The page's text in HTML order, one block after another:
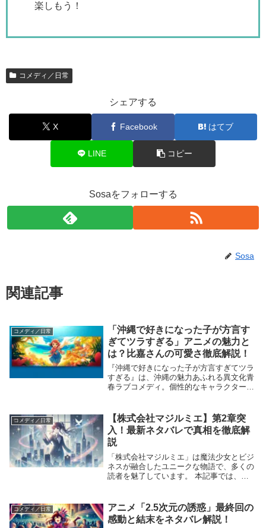
楽しもう！
コメディ／日常
シェアする
X Facebook はてブ
LINE コピー
Sosaをフォローする
Sosa
関連記事
コメディ／日常
「沖縄で好きになった子が方言す
ぎてツラすぎる」アニメの魅力と
は？比嘉さんの可愛さ徹底解説！
『沖縄で好きになった子が方言すぎてツラ
すぎる』は、沖縄の魅力あふれる異文化青
春ラブコメディ。個性的なキャラクターた
演じる「比嘉夏菜（かーなー）」は、明る
く元気で周囲...
コメディ／日常
【株式会社マジルミエ】第2章突
入！最新ネタバレで真相を徹底解
説
「株式会社マジルミエ」は魔法少女とビジ
ネスが融合したユニークな物語で、多くの
読者を魅了しています。 本記事では、最
ありで解説します。 キャラクターたちの
成長や物...
コメディ／日常
アニメ「2.5次元の誘惑」最終回の
感動と結末をネタバレ解説！